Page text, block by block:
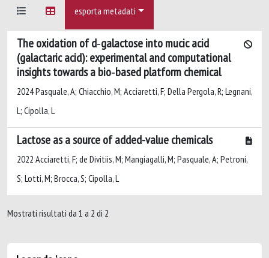
esporta metadati
The oxidation of d‐galactose into mucic acid
(galactaric acid): experimental and computational
insights towards a bio‐based platform chemical
2024 Pasquale, A; Chiacchio, M; Acciaretti, F; Della Pergola, R; Legnani,
L; Cipolla, L
Lactose as a source of added-value chemicals
2022 Acciaretti, F; de Divitiis, M; Mangiagalli, M; Pasquale, A; Petroni,
S; Lotti, M; Brocca, S; Cipolla, L
Mostrati risultati da 1 a 2 di 2